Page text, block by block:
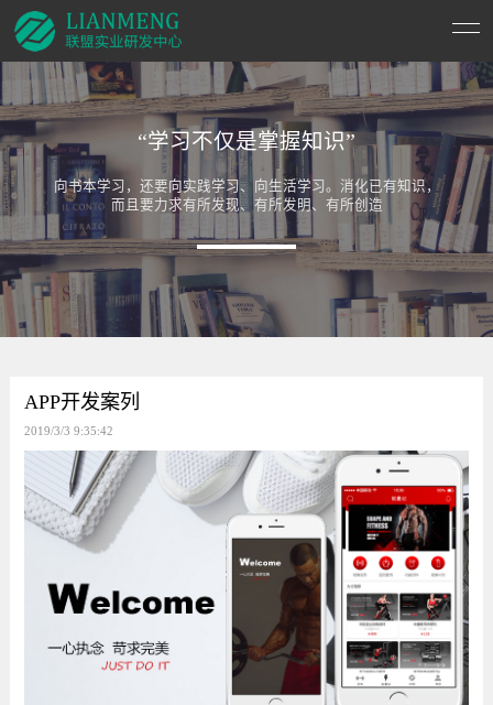
“学习不仅是掌握知识”
向书本学习，还要向实践学习、向生活学习。消化已有知识，
而且要力求有所发现、有所发明、有所创造
APP开发案列
2019/3/3 9:35:42